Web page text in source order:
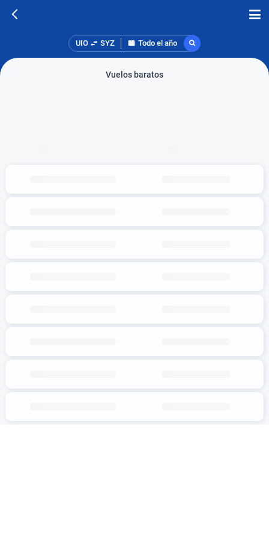
UIO SYZ Todo el año
Vuelos baratos